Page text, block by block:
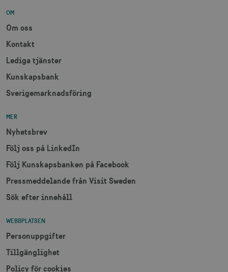
OM
Om oss
Kontakt
Lediga tjänster
Kunskapsbank
Sverigemarknadsföring
MER
Nyhetsbrev
Följ oss på LinkedIn
Följ Kunskapsbanken på Facebook
Pressmeddelande från Visit Sweden
Sök efter innehåll
WEBBPLATSEN
Personuppgifter
Tillgänglighet
Policy för cookies
li_gc